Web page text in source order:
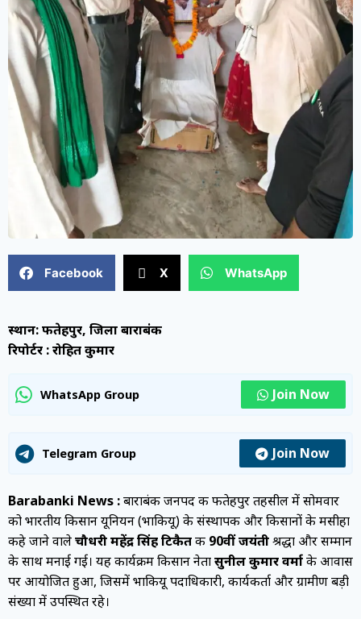
Facebook X WhatsApp
स्थान: फतेहपुर, जिला बाराबंकी
रिपोर्टर : रोहित कुमार
WhatsApp Group Join Now
Telegram Group Join Now
Barabanki News :बाराबंकी जनपद की फतेहपुर तहसील में सोमवार
को भारतीय किसान यूनियन (भाकियू) के संस्थापक और किसानों के मसीहा
कहे जाने वालेचौधरी महेंद्र सिंह टिकैतकी 90वीं जयंतीश्रद्धा और सम्मान
के साथ मनाई गई। यह कार्यक्रम किसान नेतासुनील कुमार वर्माके आवास
पर आयोजित हुआ, जिसमें भाकियू पदाधिकारी, कार्यकर्ता और ग्रामीण बड़ी
संख्या में उपस्थित रहे।